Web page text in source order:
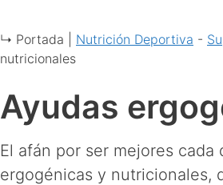
↳ Portada | Nutrición Deportiva -
nutricionales
Ayudas
El afán por ser mejores
ergogénicas y nutricionales,